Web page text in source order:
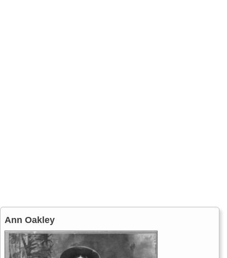
Ann Oakley